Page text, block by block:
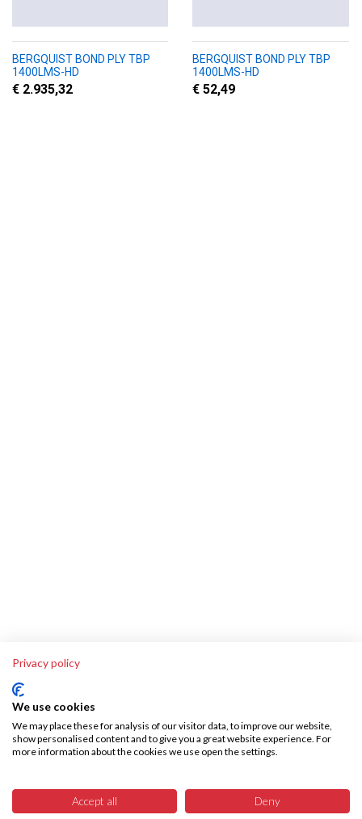
BERGQUIST BOND PLY TBP
1400LMS-HD
€ 2.935,32
BERGQUIST BOND PLY TBP
1400LMS-HD
€ 52,49
Effiziente Warenbeschaffung leicht gemacht – SKA Tech übernimmt Ihren
gesamten Warenbeschaffungsprozess, vollautomatisiert und fehlerfrei.
Privacy policy
We use cookies
We may place these for analysis of our visitor data, to improve our website,
show personalised content and to give you a great website experience. For
more information about the cookies we use open the settings.
Accept all Deny